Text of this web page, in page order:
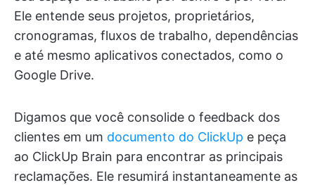
Ele entende seus projetos, proprietários,
cronogramas, fluxos de trabalho, dependências
e até mesmo aplicativos conectados, como o
Google Drive.
Digamos que você consolide o feedback dos
clientes em um documento do ClickUp e peça
ao ClickUp Brain para encontrar as principais
reclamações. Ele resumirá instantaneamente as